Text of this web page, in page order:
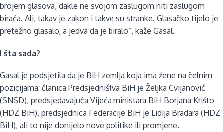
brojem glasova, dakle ne svojom zaslugom niti zaslugom
birača. Ali, takav je zakon i takve su stranke. Glasačko tijelo je
pretežno glasalo, a jedva da je biralo”, kaže Gasal.
I šta sada?
Gasal je podsjetila da je BiH zemlja koja ima žene na čelnim
pozicijama: članica Predsjedništva BiH je Željka Cvijanović
(SNSD), predsjedavajuća Vijeća ministara BiH Borjana Krišto
(HDZ BiH), predsjednica Federacije BiH je Lidija Bradara (HDZ
BiH), ali to nije donijelo nove politike ili promjene.